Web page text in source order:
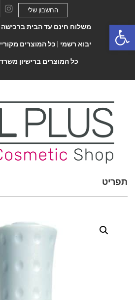
Instagram
החשבון שלי
משלוח חינם עד הבית ברכישה מעל
יבוא רשמי | כל המוצרים
כל המוצרים ברישיון
Toggle
תפריט